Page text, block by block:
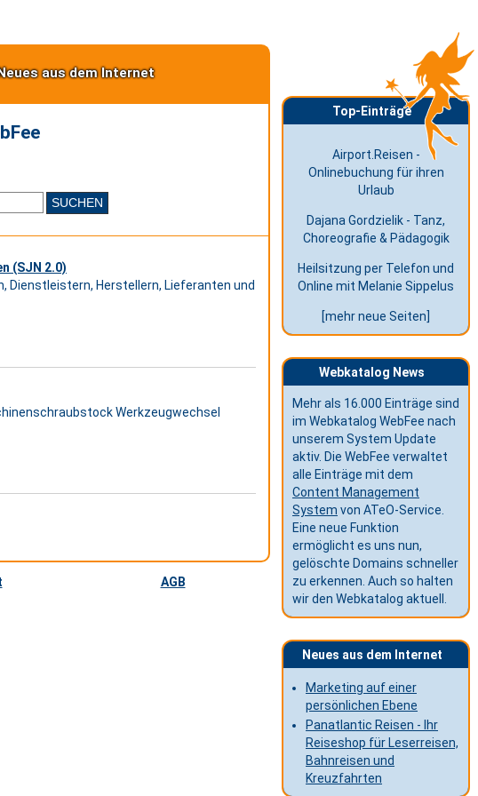
aus dem Internet
(SJN 2.0)
Dienstleistern, Herstellern, Lieferanten und
Werkzeugwechsel
AGB
Top-Einträge
Airport.Reisen -
Onlinebuchung für ihren
Urlaub
Dajana Gordzielik - Tanz,
Choreografie & Pädagogik
Heilsitzung per Telefon und
Online mit Melanie Sippelus
[mehr neue Seiten]
Webkatalog News
Mehr als 16.000 Einträge sind
im Webkatalog WebFee nach
unserem System Update
aktiv. Die WebFee verwaltet
alle Einträge mit dem
Content Management
System von ATeO-Service.
Eine neue Funktion
ermöglicht es uns nun,
gelöschte Domains schneller
zu erkennen. Auch so halten
wir den Webkatalog aktuell.
Neues aus dem Internet
Marketing auf einer
persönlichen Ebene
Panatlantic Reisen - Ihr
Reiseshop für Leserreisen,
Bahnreisen und
Kreuzfahrten